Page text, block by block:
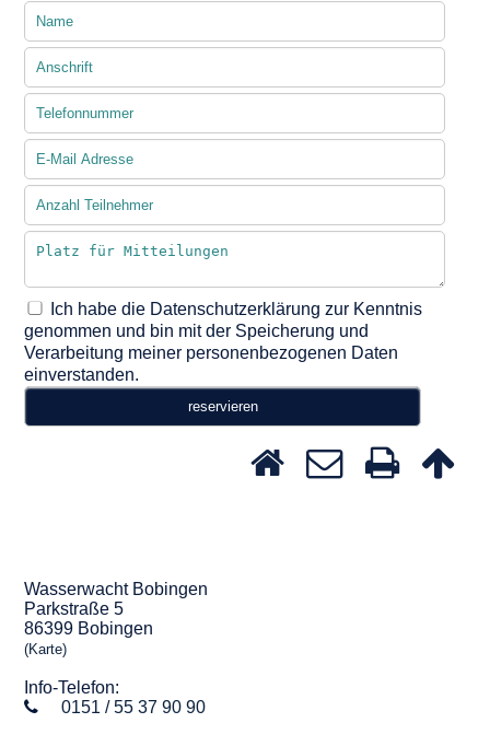
Ich habe die Datenschutzerklärung zur Kenntnis
genommen und bin mit der Speicherung und
Verarbeitung meiner personenbezogenen Daten
einverstanden.
Wasserwacht Bobingen
Parkstraße 5
86399 Bobingen
(Karte)
Info-Telefon:
0151 / 55 37 90 90